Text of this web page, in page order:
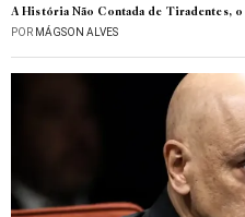
A História Não Contada de Tiradentes,
POR MÁGSON ALVES